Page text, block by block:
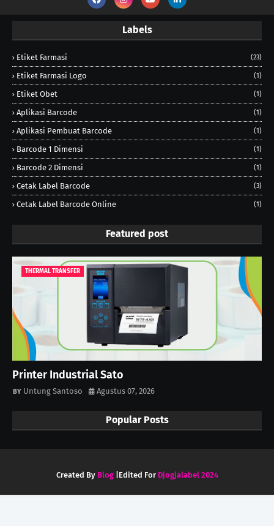
Labels
Etiket Farmasi (23)
Etiket Farmasi Logo (1)
Etiket Obet (1)
Aplikasi Barcode (1)
Aplikasi Pembuat Barcode (1)
Barcode 1 Dimensi (1)
Barcode 2 Dimensi (1)
Cetak Label Barcode (3)
Cetak Label Barcode Online (1)
Featured post
THERMAL TRANSFER
Printer Industrial Sato
Untung Santoso Agustus 07, 2026
Popular Posts
Created By Blog|Edited For Djogjalabel 2024